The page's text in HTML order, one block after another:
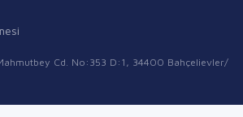
Cd. No:353 D:1, 34400 Bahçelievler/